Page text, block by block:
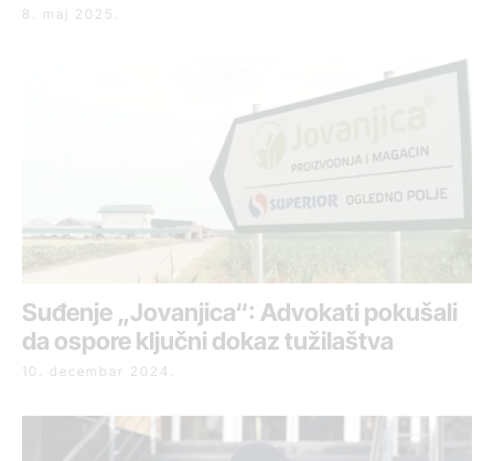
8. maj 2025.
Suđenje „Jovanjica“: Advokati pokušali
da ospore ključni dokaz tužilaštva
10. decembar 2024.